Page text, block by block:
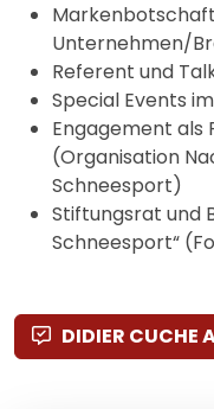
Unternehmen/
Referent und
Special Events
Engagement als
(Organisation
Schneesport)
Stiftungsrat und
Schneesport“
DIDIER CUCHE